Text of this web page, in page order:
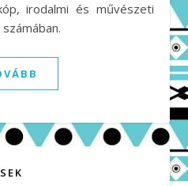
irodalmi és művészeti